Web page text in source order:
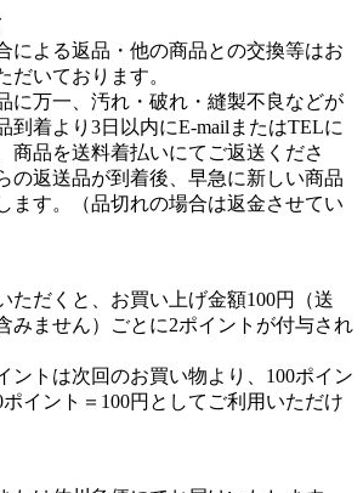
による返品・他の商品との交換等はお
だいております。
に万一、汚れ・破れ・縫製不良などが
到着より3日以内にE-mailまたはTELに
商品を送料着払いにてご返送くださ
の返送品が到着後、早急に新しい商品
ます。（品切れの場合は返金させてい
ただくと、お買い上げ金額100円（送
みません）ごとに2ポイントが付与され
ントは次回のお買い物より、100ポイン
ポイント＝100円としてご利用いただけ